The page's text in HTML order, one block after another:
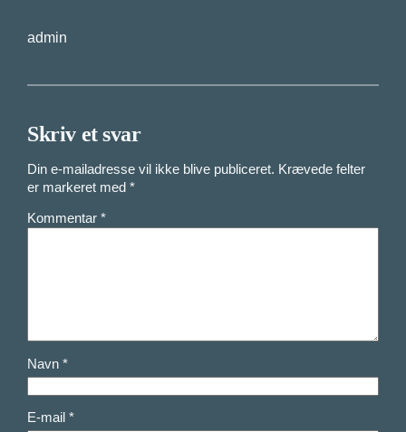
admin
Skriv et svar
Din e-mailadresse vil ikke blive publiceret. Krævede felter
er markeret med*
Kommentar*
Navn*
E-mail*